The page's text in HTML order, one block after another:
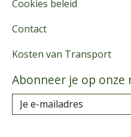
Cookies beleid
Contact
Kosten van Transport
Abonneer je op onze